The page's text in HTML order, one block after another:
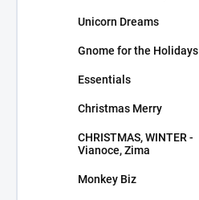
Unicorn Dreams
Gnome for the Holidays
Essentials
Christmas Merry
CHRISTMAS, WINTER -
Vianoce, Zima
Monkey Biz